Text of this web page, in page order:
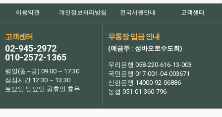
이용약관 개인정보처리방침 전국서원안내 고객센터
고객센터
02-945-2972
010-2572-1365
평일(월~금) 09:00 ~ 17:30
점심시간 12:30 ~ 13:30
토요일·일요일·공휴일 휴무
무통장 입금 안내
(예금주 : 성바오로수도회)
우리은행 058-220-616-13-003
국민은행 017-001-04-003671
신한은행 14000-92-06886
농협 051-01-360-796